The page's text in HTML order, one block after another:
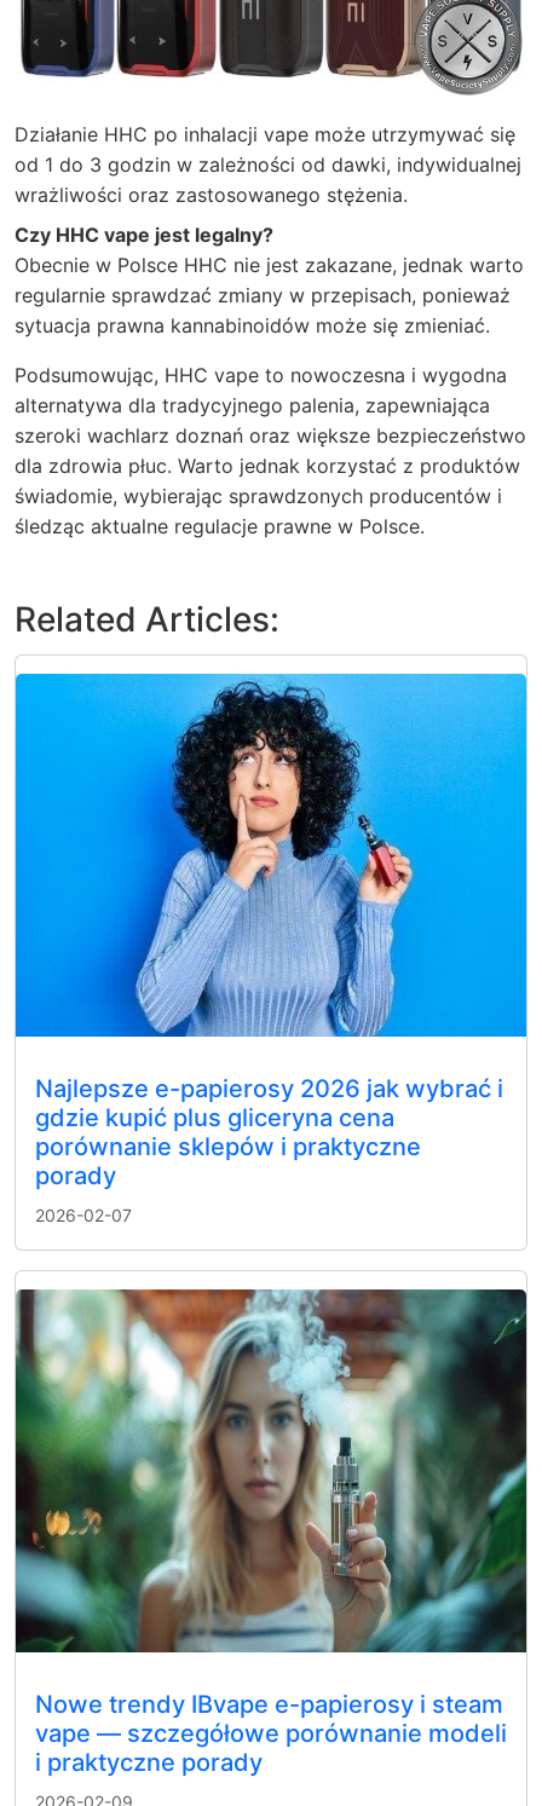
Działanie HHC po inhalacji vape może utrzymywać się
od 1 do 3 godzin w zależności od dawki, indywidualnej
wrażliwości oraz zastosowanego stężenia.
Czy HHC vape jest legalny?
Obecnie w Polsce HHC nie jest zakazane, jednak warto
regularnie sprawdzać zmiany w przepisach, ponieważ
sytuacja prawna kannabinoidów może się zmieniać.
Podsumowując, HHC vape to nowoczesna i wygodna
alternatywa dla tradycyjnego palenia, zapewniająca
szeroki wachlarz doznań oraz większe bezpieczeństwo
dla zdrowia płuc. Warto jednak korzystać z produktów
świadomie, wybierając sprawdzonych producentów i
śledząc aktualne regulacje prawne w Polsce.
Related Articles:
Najlepsze e-papierosy 2026 jak wybrać i
gdzie kupić plus gliceryna cena
porównanie sklepów i praktyczne
porady
2026-02-07
Nowe trendy IBvape e-papierosy i steam
vape — szczegółowe porównanie modeli
i praktyczne porady
2026-02-09